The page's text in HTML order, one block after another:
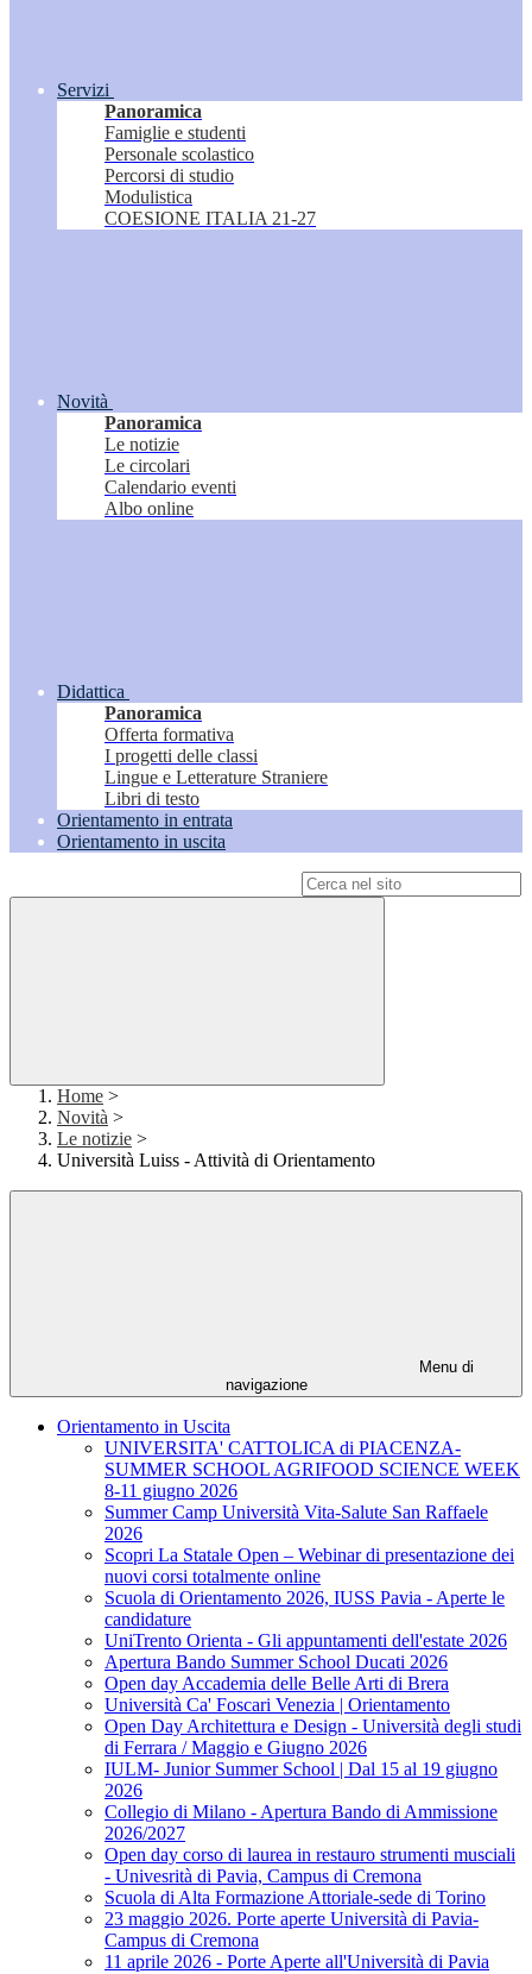
Servizi
Panoramica
Famiglie e studenti
Personale scolastico
Percorsi di studio
Modulistica
COESIONE ITALIA 21-27
Novità
Panoramica
Le notizie
Le circolari
Calendario eventi
Albo online
Didattica
Panoramica
Offerta formativa
I progetti delle classi
Lingue e Letterature Straniere
Libri di testo
Orientamento in entrata
Orientamento in uscita
Home >
Novità >
Le notizie >
Università Luiss - Attività di Orientamento
Menu di
navigazione
Orientamento in Uscita
UNIVERSITA' CATTOLICA di PIACENZA-
SUMMER SCHOOL AGRIFOOD SCIENCE WEEK
8-11 giugno 2026
Summer Camp Università Vita-Salute San Raffaele
2026
Scopri La Statale Open – Webinar di presentazione dei
nuovi corsi totalmente online
Scuola di Orientamento 2026, IUSS Pavia - Aperte le
candidature
UniTrento Orienta - Gli appuntamenti dell'estate 2026
Apertura Bando Summer School Ducati 2026
Open day Accademia delle Belle Arti di Brera
Università Ca' Foscari Venezia | Orientamento
Open Day Architettura e Design - Università degli studi
di Ferrara / Maggio e Giugno 2026
IULM- Junior Summer School | Dal 15 al 19 giugno
2026
Collegio di Milano - Apertura Bando di Ammissione
2026/2027
Open day corso di laurea in restauro strumenti musciali
- Univesrità di Pavia, Campus di Cremona
Scuola di Alta Formazione Attoriale-sede di Torino
23 maggio 2026. Porte aperte Università di Pavia-
Campus di Cremona
11 aprile 2026 - Porte Aperte all'Università di Pavia